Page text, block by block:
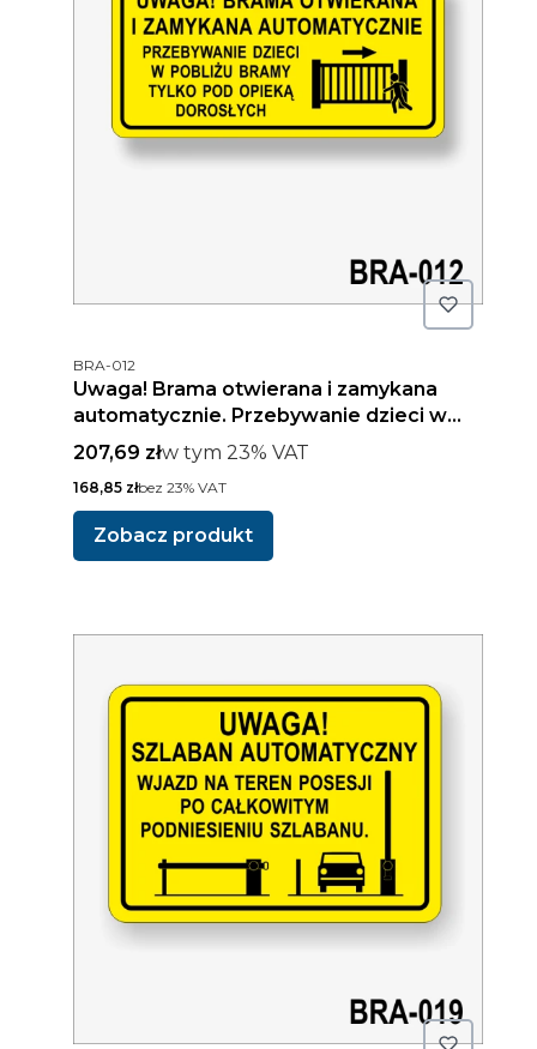
Kod produktu
BRA-012
Uwaga! Brama otwierana i zamykana
automatycznie. Przebywanie dzieci w
pobliżu bramy tylko pod opieką
dorosłych.
Cena brutto
207,69 złw tym %s VAT
w tym 23% VAT
Cena netto
168,85 złbez 23% VAT
Zobacz produkt